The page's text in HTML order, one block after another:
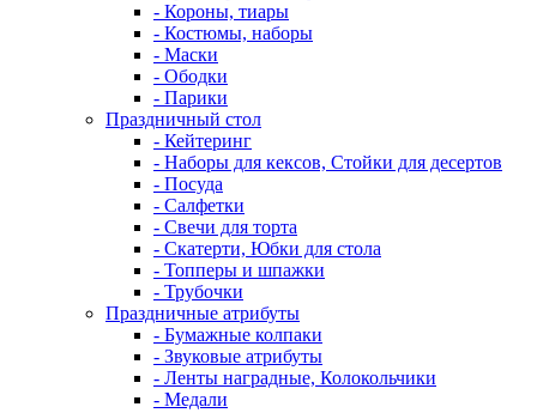
- Короны, тиары
- Костюмы, наборы
- Маски
- Ободки
- Парики
Праздничный стол
- Кейтеринг
- Наборы для кексов, Стойки для десертов
- Посуда
- Салфетки
- Свечи для торта
- Скатерти, Юбки для стола
- Топперы и шпажки
- Трубочки
Праздничные атрибуты
- Бумажные колпаки
- Звуковые атрибуты
- Ленты наградные, Колокольчики
- Медали